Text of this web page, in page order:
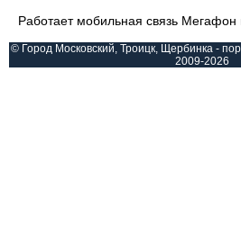
Работает мобильная связь
© Город Московский, Троицк, Щербинка -
2009-2026